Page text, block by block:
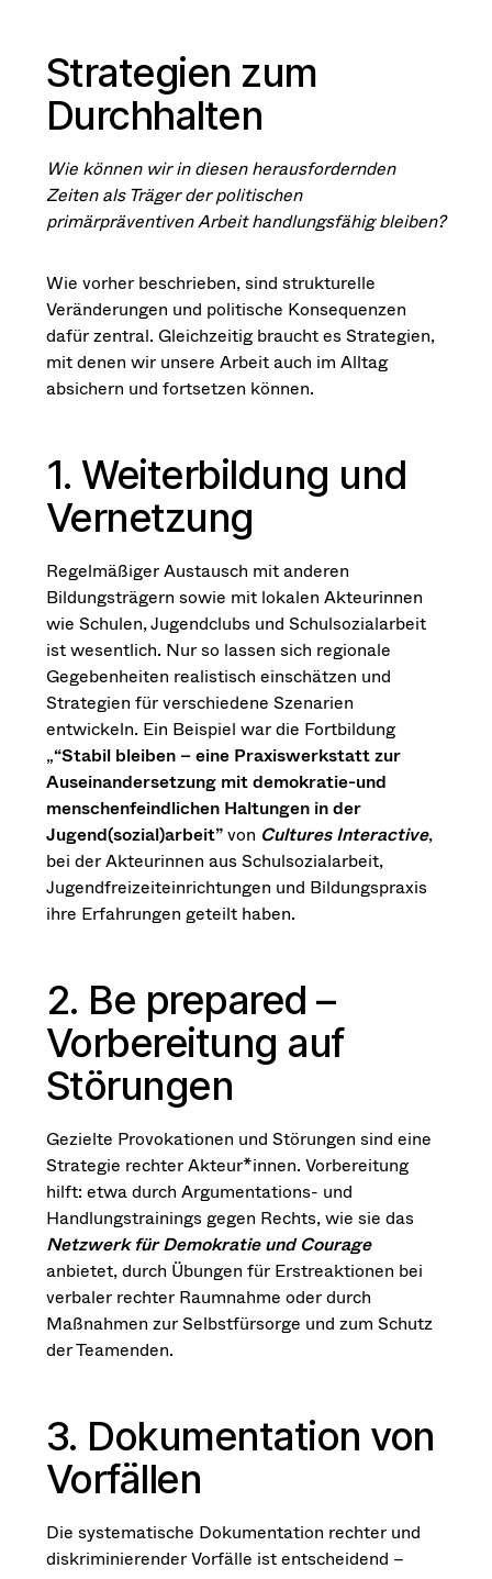
Strategien zum
Durchhalten
Wie können wir in diesen herausfordernden
Zeiten als Träger der politischen
primärpräventiven Arbeit handlungsfähig bleiben?
Wie vorher beschrieben, sind strukturelle
Veränderungen und politische Konsequenzen
dafür zentral. Gleichzeitig braucht es Strategien,
mit denen wir unsere Arbeit auch im Alltag
absichern und fortsetzen können.
1. Weiterbildung und
Vernetzung
Regelmäßiger Austausch mit anderen
Bildungsträgern sowie mit lokalen Akteurinnen
wie Schulen, Jugendclubs und Schulsozialarbeit
ist wesentlich. Nur so lassen sich regionale
Gegebenheiten realistisch einschätzen und
Strategien für verschiedene Szenarien
entwickeln. Ein Beispiel war die Fortbildung
„“Stabil bleiben – eine Praxiswerkstatt zur
Auseinandersetzung mit demokratie-und
menschenfeindlichen Haltungen in der
Jugend(sozial)arbeit”von Cultures Interactive,
bei der Akteurinnen aus Schulsozialarbeit,
Jugendfreizeiteinrichtungen und Bildungspraxis
ihre Erfahrungen geteilt haben.
2. Be prepared –
Vorbereitung auf
Störungen
Gezielte Provokationen und Störungen sind eine
Strategie rechter Akteur*innen. Vorbereitung
hilft: etwa durch Argumentations- und
Handlungstrainings gegen Rechts, wie sie das
Netzwerk für Demokratie und Courage
anbietet, durch Übungen für Erstreaktionen bei
verbaler rechter Raumnahme oder durch
Maßnahmen zur Selbstfürsorge und zum Schutz
der Teamenden.
3. Dokumentation von
Vorfällen
Die systematische Dokumentation rechter und
diskriminierender Vorfälle ist entscheidend –